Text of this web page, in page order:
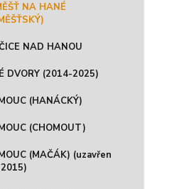
NA HANÉ
NAD HANOU
DVORY (2014-2025)
(HANÁCKÝ)
(CHOMOUT)
(MAČÁK) (uzavřen